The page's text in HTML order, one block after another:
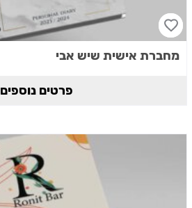
מחברת אישית שיש אבי
פרטים נוספים